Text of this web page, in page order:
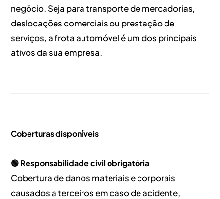
negócio. Seja para transporte de mercadorias,
deslocações comerciais ou prestação de
serviços, a frota automóvel é um dos principais
ativos da sua empresa.
Coberturas disponíveis
🟢 Responsabilidade civil obrigatória
Cobertura de danos materiais e corporais
causados a terceiros em caso de acidente,